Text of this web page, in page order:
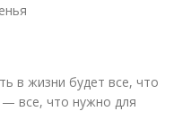
в жизни будет все, что
все, что нужно для